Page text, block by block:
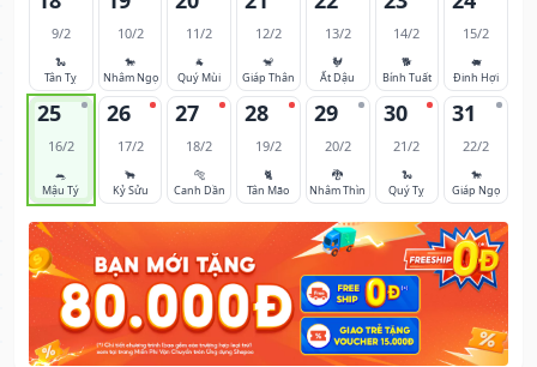
9/2
🐍
Tân Tỵ
10/2
🐎
Nhâm Ngọ
11/2
🐐
Quý Mùi
12/2
🐒
Giáp Thân
13/2
🐓
Ất Dậu
14/2
🐕
Bính Tuất
15/2
🐖
Đinh Hợi
25
16/2
🐀
Mậu Tý
26
17/2
🐂
Kỷ Sửu
27
18/2
🐅
Canh Dần
28
19/2
🐈
Tân Mão
29
20/2
🐉
Nhâm Thìn
30
21/2
🐍
Quý Tỵ
31
22/2
🐎
Giáp Ngọ